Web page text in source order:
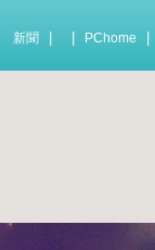
新聞 PChome